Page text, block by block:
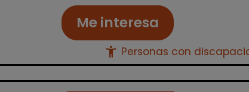
Me interesa
accessibility_new Personas con